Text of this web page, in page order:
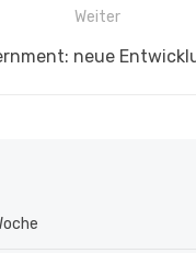
Weiter
neue